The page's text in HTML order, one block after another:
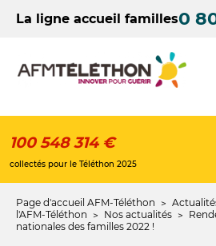
contenuLa ligne accueil familles0
100 548 314 €
collectés pour le Téléthon 2025
Fil
d'Ariane
Page d'accueil AFM-Téléthon
l'AFM-Téléthon
Nos actualités
nationales des familles 2022 !